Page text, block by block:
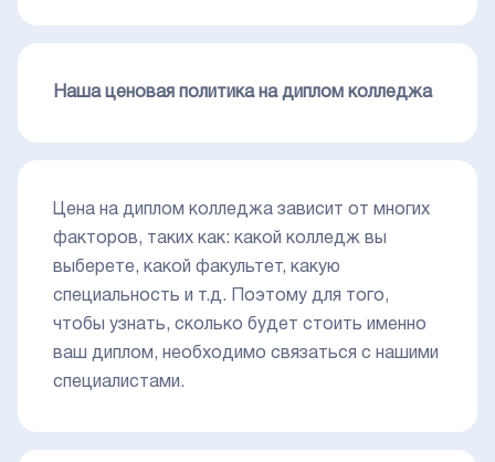
Наша ценовая политика на диплом колледжа
Цена на диплом колледжа зависит от многих
факторов, таких как: какой колледж вы
выберете, какой факультет, какую
специальность и т.д. Поэтому для того,
чтобы узнать, сколько будет стоить именно
ваш диплом, необходимо связаться с нашими
специалистами.